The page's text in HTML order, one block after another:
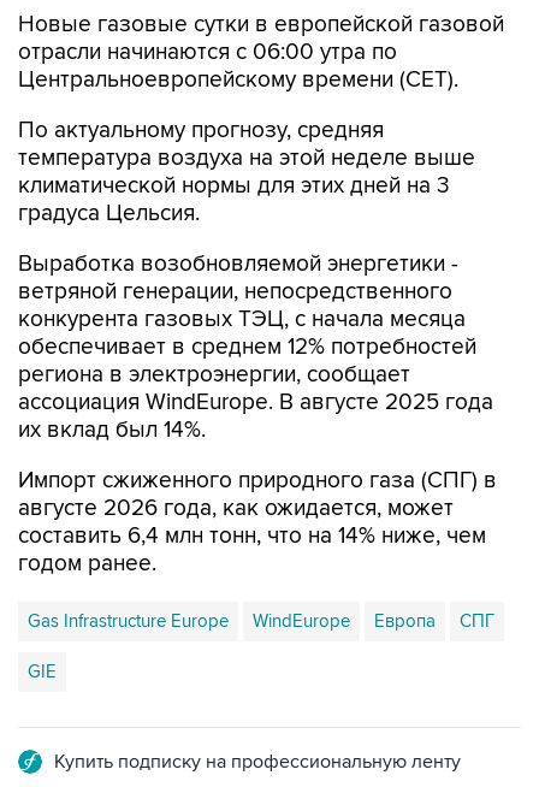
Новые газовые сутки в европейской газовой
отрасли начинаются c 06:00 утра по
Центральноевропейскому времени (CET).
По актуальному прогнозу, средняя
температура воздуха на этой неделе выше
климатической нормы для этих дней на 3
градуса Цельсия.
Выработка возобновляемой энергетики -
ветряной генерации, непосредственного
конкурента газовых ТЭЦ, с начала месяца
обеспечивает в среднем 12% потребностей
региона в электроэнергии, сообщает
ассоциация WindEurope. В августе 2025 года
их вклад был 14%.
Импорт сжиженного природного газа (СПГ) в
августе 2026 года, как ожидается, может
составить 6,4 млн тонн, что на 14% ниже, чем
годом ранее.
Gas Infrastructure Europe WindEurope Европа СПГ
GIE
Купить подписку на профессиональную ленту